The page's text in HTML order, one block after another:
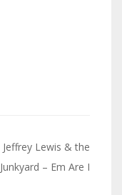
Jeffrey Lewis & the
Junkyard – Em Are I